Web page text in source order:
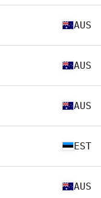
AUS
AUS
AUS
EST
AUS